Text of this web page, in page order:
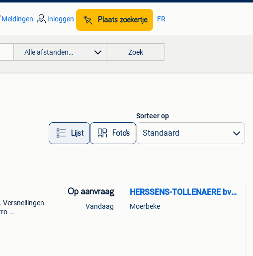
Meldingen Inloggen Plaats zoekertje FR
Alle afstanden… Zoek
Lijst Foto’s
Sorteer op
Versnellingen
Op aanvraag
Vandaag
HERSSENS-TOLLENAERE bvba
Moerbeke